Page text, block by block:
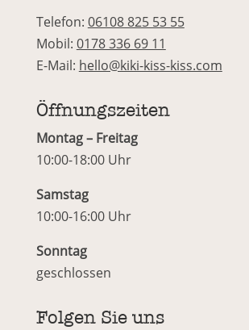
Telefon: 06108 825 53 55
Mobil: 0178 336 69 11
E-Mail: hello@kiki-kiss-kiss.com
Öffnungszeiten
Montag – Freitag
10:00-18:00 Uhr
Samstag
10:00-16:00 Uhr
Sonntag
geschlossen
Folgen Sie uns